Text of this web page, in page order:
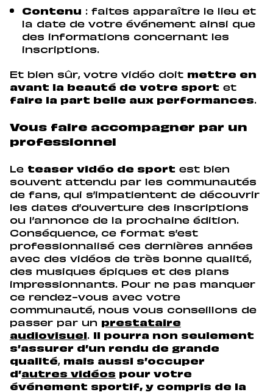
Contenu
: faites apparaître le lieu et
la date de votre événement ainsi que
des informations concernant les
inscriptions.
Et bien sûr, votre vidéo doit
mettre en
avant la beauté de votre sport et
faire la part belle aux performances.
Vous faire accompagner par un
professionnel
Le teaser vidéo de sport est bien
souvent attendu par les communautés
de fans, qui s’impatientent de découvrir
les dates d’ouverture des inscriptions
ou l’annonce de la prochaine édition.
Conséquence, ce format s’est
professionnalisé ces dernières années
avec des vidéos de très bonne qualité,
des musiques épiques et des plans
impressionnants. Pour ne pas manquer
ce rendez-vous avec votre
communauté, nous vous conseillons de
passer par un
prestataire
audiovisuel .
Il pourra non seulement
s’assurer d’un rendu de grande
qualité,
mais aussi s’occuper
d’autres vidéos pour votre
événement sportif, y compris de la